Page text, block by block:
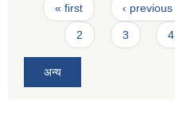
Pages
« first ‹ previous
2 3 4
अन्य